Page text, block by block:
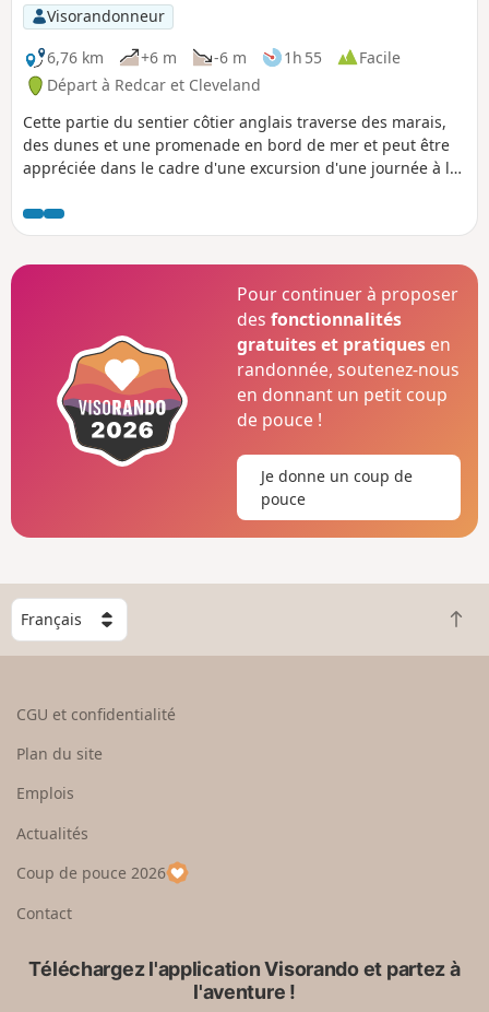
Visorandonneur
6,76 km
+6 m -6 m 1h 55
Facile
Départ à Redcar et Cleveland
Cette partie du sentier côtier anglais traverse des marais,
des dunes et une promenade en bord de mer et peut être
appréciée dans le cadre d'une excursion d'une journée à la
vestiges de l'aciérie, aujourd'hui désaffectée, au-delà du
terrain de golf.
Pour continuer à proposer
desfonctionnalités
gratuites et pratiques en
randonnée, soutenez-nous
en donnant un petit coup
de pouce !
Je donne un coup de
pouce
C
h
o
e
u
p
a
R
e
CGU et confidentialité
Plan du site
Emplois
Actualités
Coup de pouce 2026
Contact
Téléchargez l'application Visorando et partez à
l'aventure !